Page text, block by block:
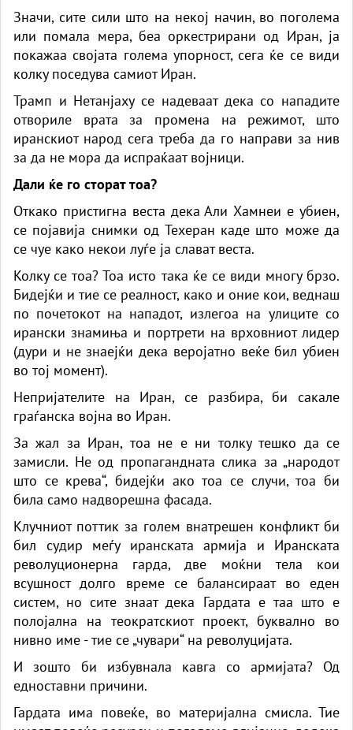
Значи, сите сили што на некој начин, во поголема
или помала мера, беа оркестрирани од Иран, ја
покажаа својата голема упорност, сега ќе се види
колку поседува самиот Иран.
Трамп и Нетанјаху се надеваат дека со нападите
отвориле врата за промена на режимот, што
иранскиот народ сега треба да го направи за нив
за да не мора да испраќаат војници.
Дали ќе го сторат тоа?
Откако пристигна веста дека Али Хамнеи е убиен,
се појавија снимки од Техеран каде што може да
се чуе како некои луѓе ја слават веста.
Колку се тоа? Тоа исто така ќе се види многу брзо.
Бидејќи и тие се реалност, како и оние кои, веднаш
по почетокот на нападот, излегоа на улиците со
ирански знамиња и портрети на врховниот лидер
(дури и не знаејќи дека веројатно веќе бил убиен
во тој момент).
Непријателите на Иран, се разбира, би сакале
граѓанска војна во Иран.
За жал за Иран, тоа не е ни толку тешко да се
замисли. Не од пропагандната слика за „народот
што се крева“, бидејќи ако тоа се случи, тоа би
била само надворешна фасада.
Клучниот поттик за голем внатрешен конфликт би
бил судир меѓу иранската армија и Иранската
револуционерна гарда, две моќни тела кои
всушност долго време се балансираат во еден
систем, но сите знаат дека Гардата е таа што е
полојална на теократскиот проект, буквално во
нивно име - тие се „чувари“ на револуцијата.
И зошто би избувнала кавга со армијата? Од
едноставни причини.
Гардата има повеќе, во материјална смисла. Тие